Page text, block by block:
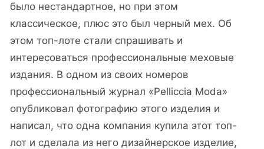
было нестандартное, но при этом
классическое, плюс это был черный мех. Об
этом топ-лоте стали спрашивать и
интересоваться профессиональные меховые
издания. В одном из своих номеров
профессиональный журнал «Pelliccia Moda»
опубликовал фотографию этого изделия и
написал, что одна компания купила этот топ-
лот и сделала из него дизайнерское изделие,